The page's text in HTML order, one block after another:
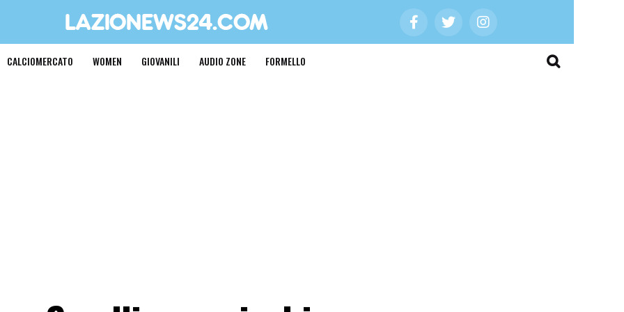
CALCIOMERCATO WOMEN GIOVANILI AUDIO ZONE FORMELLO